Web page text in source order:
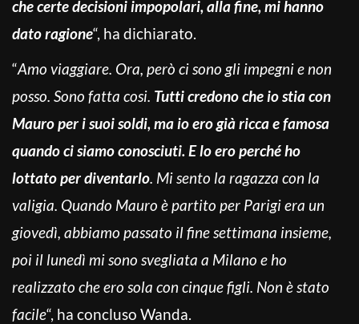
che certe decisioni impopolari, alla fine, mi hanno
dato ragione“, ha dichiarato.
“Amo viaggiare. Ora, però ci sono gli impegni e non
posso. Sono fatta cosi. Tutti credono che io stia con
Mauro per i suoi soldi, ma io ero già ricca e famosa
quando ci siamo conosciuti. E lo ero perché ho
lottato per diventarlo. Mi sento la ragazza con la
valigia. Quando Mauro è partito per Parigi era un
giovedì, abbiamo passato il fine settimana insieme,
poi il lunedì mi sono svegliata a Milano e ho
realizzato che ero sola con cinque figli. Non è stato
facile“, ha concluso Wanda.